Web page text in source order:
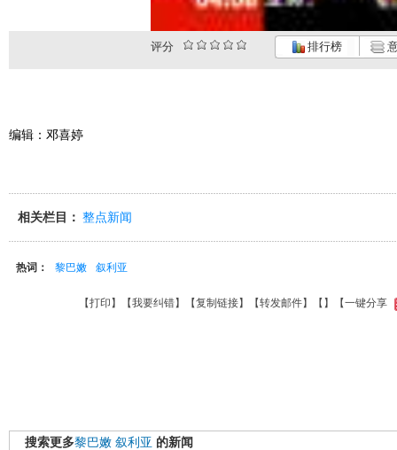
评分 排行榜
编辑：邓喜婷
相关栏目： 整点新闻
热词： 黎巴嫩 叙利亚
【打印 】【我要纠错】【复制链接】【转发邮件】【 】 【一键分享
搜索更多黎巴嫩 叙利亚 的新闻